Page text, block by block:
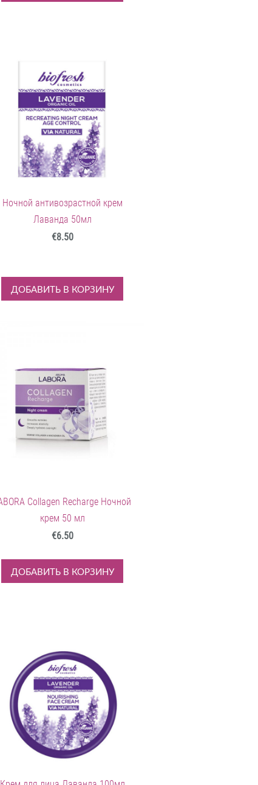
Ночной антивозрастной крем
Лаванда 50мл
€8.50
ДОБАВИТЬ В КОРЗИНУ
Collagen Recharge Ночной
крем 50 мл
€6.50
ДОБАВИТЬ В КОРЗИНУ